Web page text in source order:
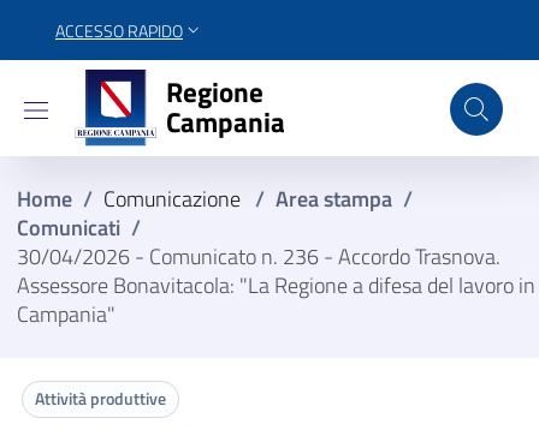
ACCESSO RAPIDO
Regione Campania
Regione
Campania
Home / Comunicazione / Area stampa /
Comunicati /
30/04/2026 - Comunicato n. 236 - Accordo Trasnova.
Assessore Bonavitacola: "La Regione a difesa del lavoro in
Campania"
Attività produttive